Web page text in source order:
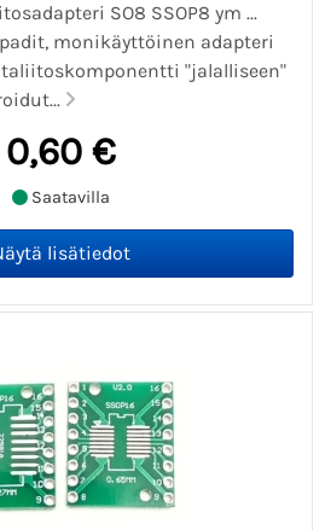
SO8 SSOP8 ym ...
monikäyttöinen adapteri
"jalalliseen"
0,60 €
Saatavilla